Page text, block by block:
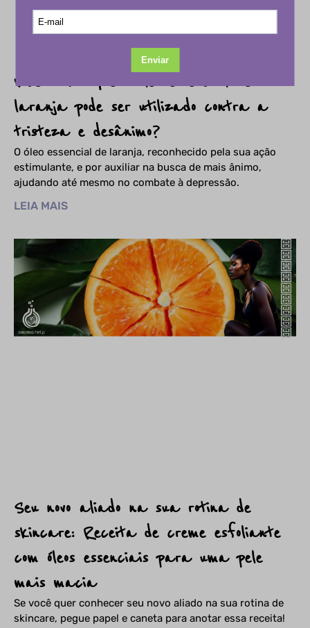
Você sabia que o óleo essencial de
laranja pode ser utilizado contra a
tristeza e desânimo?
O óleo essencial de laranja, reconhecido pela sua ação
estimulante, e por auxiliar na busca de mais ânimo,
ajudando até mesmo no combate à depressão.
LEIA MAIS
Seu novo aliado na sua rotina de
skincare: Receita de creme esfoliante
com óleos essenciais para uma pele
mais macia
Se você quer conhecer seu novo aliado na sua rotina de
skincare, pegue papel e caneta para anotar essa receita!